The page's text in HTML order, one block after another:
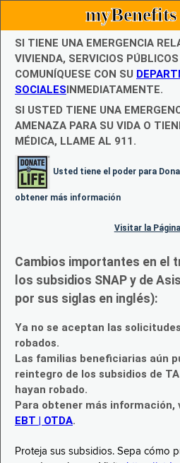
SI TIENE UNA EMERGENCIA
VIVIENDA, SERVICIOS
COMUNÍQUESE CON SU
SOCIALESINMEDIATAMENTE.
SI USTED TIENE UNA
AMENAZA PARA SU VIDA O
MÉDICA, LLAME AL 911.
Usted tiene el poder para
obtener más información
Visitar la
Cambios importantes en el
los subsidios SNAP y de
por sus siglas en inglés):
Ya no se aceptan las
robados.
Las familias beneficiarias aún
reintegro de los subsidios de
hayan robado.
Para obtener más información,
EBT | OTDA.
Proteja sus subsidios. Sepa cómo